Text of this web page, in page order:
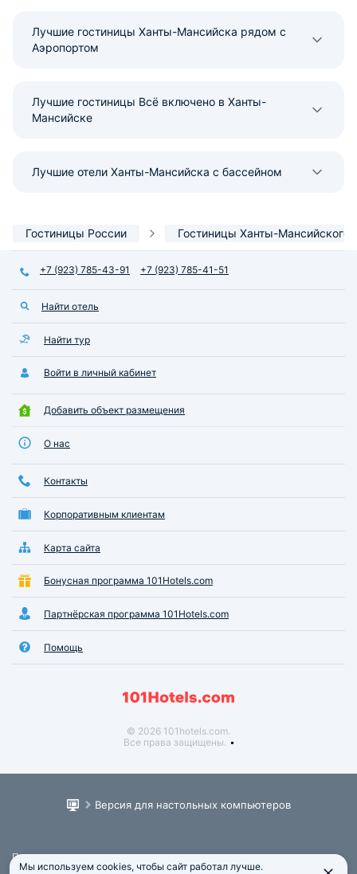
Лучшие гостиницы Ханты-Мансийска рядом с
Аэропортом
Лучшие гостиницы Всё включено в Ханты-
Мансийске
Лучшие отели Ханты-Мансийска с бассейном
Гостиницы России Гостиницы Ханты-Мансийского
+7 (923) 785-43-91 +7 (923) 785-41-51
Найти отель
Найти тур
Войти в личный кабинет
Добавить объект размещения
О нас
Контакты
Корпоративным клиентам
Карта сайта
Бонусная программа 101Hotels.com
Партнёрская программа 101Hotels.com
Помощь
© 2026 101hotels.com.
Все права защищены.
Версия для настольных компьютеров
Пользовательское соглашение
Мы используем cookies, чтобы сайт работал лучше.